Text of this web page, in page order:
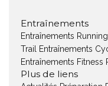
Entraînements
Entraînements Running
Trail
Entraînements
Entraînements Fitness
Plus de liens